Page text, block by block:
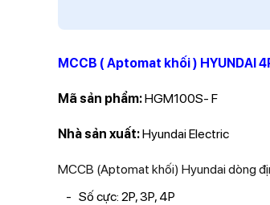
MCCB ( Aptomat khối ) HYUNDAI
Mã sản phẩm:HGM100S- F
Nhà sản xuất:Hyundai Electric
MCCB (Aptomat khối) Hyundai dòng
Số cực: 2P, 3P, 4P